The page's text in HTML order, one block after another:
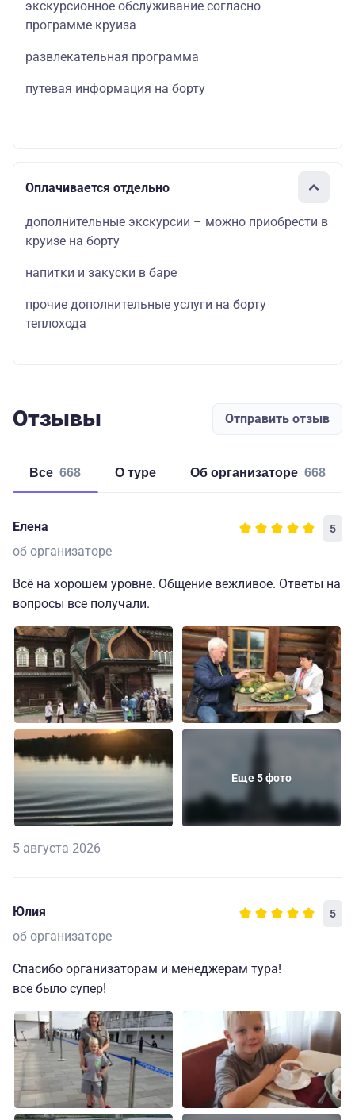
экскурсионное обслуживание согласно
программе круиза
развлекательная программа
путевая информация на борту
Оплачивается отдельно
дополнительные экскурсии – можно приобрести в
круизе на борту
напитки и закуски в баре
прочие дополнительные услуги на борту
теплохода
Отзывы Отправить отзыв
Все 668 о туре об организаторе 668
Елена 5
об организаторе
Всё на хорошем уровне. Общение вежливое. Ответы на
вопросы все получали.
Еще 5 фото
5 августа 2026
Юлия 5
об организаторе
Спасибо организаторам и менеджерам тура!
все было супер!